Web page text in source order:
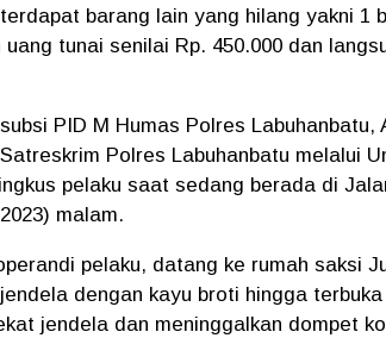
barang lain yang hilang yakni 1
tunai senilai Rp. 450.000 dan
PID M Humas Polres
Polres Labuhanbatu melalui
pelaku saat sedang berada di
malam.
pelaku, datang ke rumah saksi
dengan kayu broti hingga
jendela dan meninggalkan dompet